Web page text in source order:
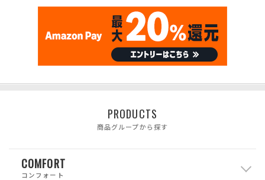
PRODUCTS
商品グループから探す
COMFORT
コンフォート